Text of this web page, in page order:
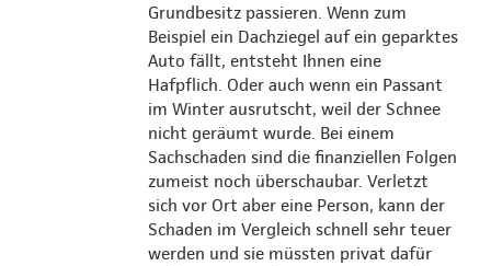
Grundbesitz passieren. Wenn zum
Beispiel ein Dachziegel auf ein geparktes
Auto fällt, entsteht Ihnen eine
Hafpflich. Oder auch wenn ein Passant
im Winter ausrutscht, weil der Schnee
nicht geräumt wurde. Bei einem
Sachschaden sind die finanziellen Folgen
zumeist noch überschaubar. Verletzt
sich vor Ort aber eine Person, kann der
Schaden im Vergleich schnell sehr teuer
werden und sie müssten privat dafür